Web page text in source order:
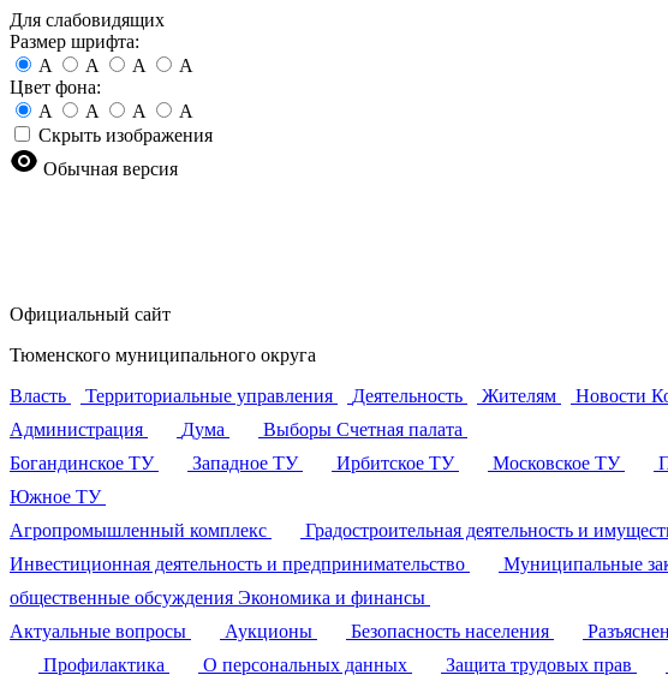
Для слабовидящих
Размер шрифта:
A
A A
A
Цвет фона:
A
A A
A
Скрыть изображения
Обычная версия
Официальный сайт
Тюменского муниципального округа
Власть
Территориальные управления Деятельность Жителям Новости
Администрация
Дума Выборы Счетная палата
Богандинское ТУ
Западное ТУ Ирбитское ТУ Московское ТУ
Южное ТУ
Агропромышленный комплекс
Градостроительная деятельность и
Инвестиционная деятельность и предпринимательство
Муниципальные
общественные обсуждения Экономика и финансы
Актуальные вопросы
Аукционы Безопасность населения
Профилактика
О персональных данных Защита трудовых прав